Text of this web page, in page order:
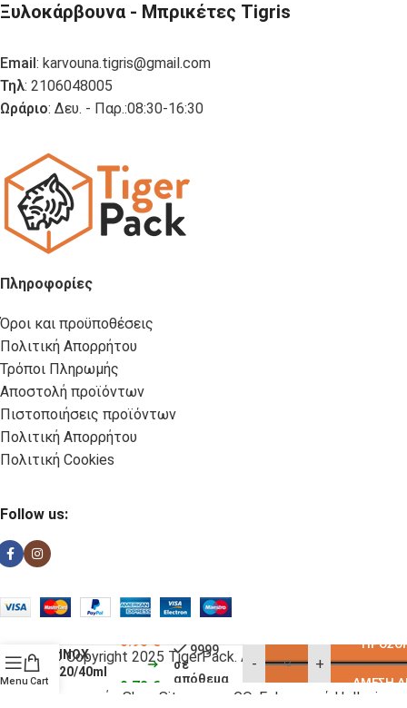
Ξυλοκάρβουνα - Μπρικέτες Tigris
Email : karvouna.tigris@gmail.com
Τηλ: 2106048005
Ωράριο: Δευ. - Παρ.:08:30-16:30
Πληροφορίες
Όροι και προϋποθέσεις
Πολιτική Απορρήτου
Τρόποι Πληρωμής
Αποστολή προϊόντων
Πιστοποιήσεις προϊόντων
Πολιτική Απορρήτου
Πολιτική Cookies
Follow us:
© Copyright 2025 TigerPack. All rights reserved
Κατασκευή eShop Site as you GO: Falcon από Hellenic
Menu Cart
ΙΝΟΧ
20/40ml
IND 53406
0.90€
0.78 €
9999
σε
απόθεμα
- +
ΆΜΕΣΗ